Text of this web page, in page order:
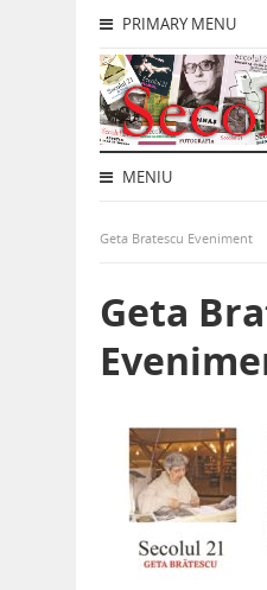
PRIMARY MENU
MENIU
Geta Bratescu Eveniment
Geta